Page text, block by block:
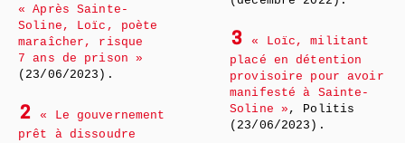
« Après Sainte-
Soline, Loïc, poète
maraîcher, risque
7 ans de prison »
(23/06/2023).
2
« Le gouvernement
prêt à dissoudre
3
« Loïc, militant
placé en détention
provisoire pour avoir
manifesté à Sainte-
Soline » , Politis
(23/06/2023).